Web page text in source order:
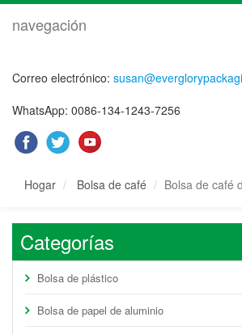
navegación
Correo electrónico:
WhatsApp: 0086-134-1243-7256
Hogar Bolsa de café Bolsa de café
Categorías
Bolsa de plástico
Bolsa de papel de aluminio